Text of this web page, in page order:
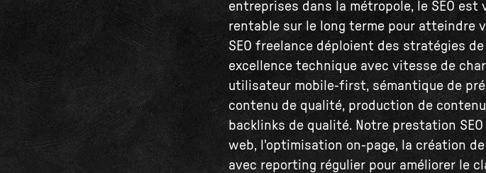
entreprises dans la métropole, le SEO
rentable sur le long terme pour atteindre
SEO freelance déploient des stratégies
excellence technique avec vitesse de
utilisateur mobile-first, sémantique de
contenu de qualité, production de
backlinks de qualité. Notre prestation
web, l'optimisation on-page, la création
avec reporting régulier pour améliorer le